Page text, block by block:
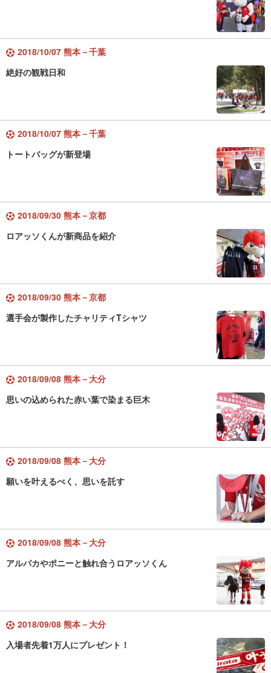
2018/10/07 熊本－千葉
絶好の観戦日和
2018/10/07 熊本－千葉
トートバッグが新登場
2018/09/30 熊本－京都
ロアッソくんが新商品を紹介
2018/09/30 熊本－京都
選手会が製作したチャリティTシャツ
2018/09/08 熊本－大分
思いの込められた赤い葉で染まる巨木
2018/09/08 熊本－大分
願いを叶えるべく、思いを託す
2018/09/08 熊本－大分
アルパカやポニーと触れ合うロアッソくん
2018/09/08 熊本－大分
入場者先着1万人にプレゼント！